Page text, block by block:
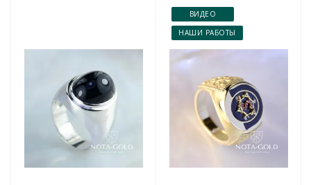
ВИДЕО
НАШИ РАБОТЫ